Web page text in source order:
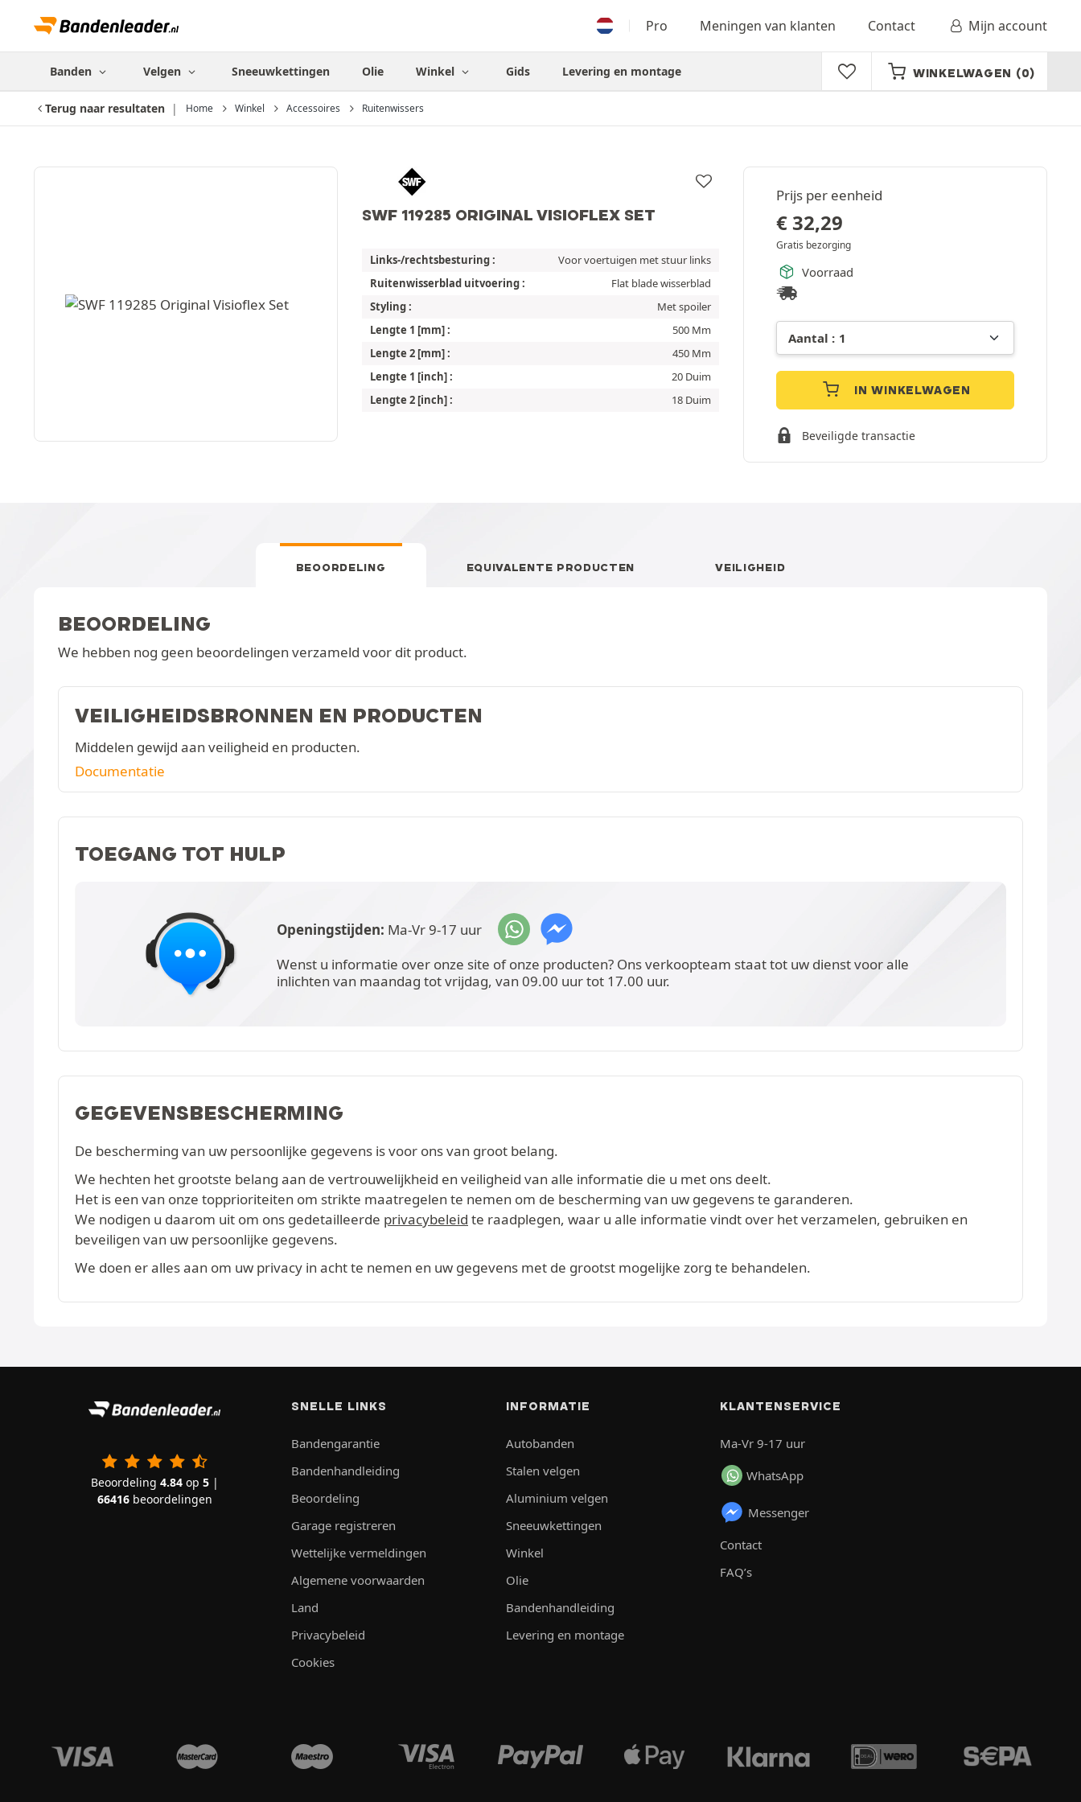
Pro Meningen van klanten Contact Mijn account
Banden Velgen Sneeuwkettingen Olie Winkel Gids Levering en montage WINKELWAGEN (0)
Terug naar resultaten Home Winkel Accessoires Ruitenwissers
SWF 119285 ORIGINAL VISIOFLEX SET
Prijs per eenheid
€ 32,29
Gratis bezorging
Voorraad
IN WINKELWAGEN
Beveiligde transactie
Links-/rechtsbesturing :
Voor voertuigen met stuur links
Ruitenwisserblad uitvoering :
Flat blade wisserblad
Styling :
Met spoiler
Lengte 1 [mm] :
500 Mm
Lengte 2 [mm] :
450 Mm
Lengte 1 [inch] :
20 Duim
Lengte 2 [inch] :
18 Duim
BEOORDELING EQUIVALENTE PRODUCTEN VEILIGHEID
BEOORDELING
We hebben nog geen beoordelingen verzameld voor dit product.
VEILIGHEIDSBRONNEN EN PRODUCTEN
Middelen gewijd aan veiligheid en producten.
Documentatie
TOEGANG TOT HULP
Openingstijden: Ma-Vr 9-17 uur
Wenst u informatie over onze site of onze producten? Ons verkoopteam staat tot uw dienst voor alle
inlichten van maandag tot vrijdag, van 09.00 uur tot 17.00 uur.
GEGEVENSBESCHERMING
De bescherming van uw persoonlijke gegevens is voor ons van groot belang.
We hechten het grootste belang aan de vertrouwelijkheid en veiligheid van alle informatie die u met ons deelt.
Het is een van onze topprioriteiten om strikte maatregelen te nemen om de bescherming van uw gegevens te garanderen.
We nodigen u daarom uit om ons gedetailleerde privacybeleid te raadplegen, waar u alle informatie vindt over het verzamelen, gebruiken en
beveiligen van uw persoonlijke gegevens.
We doen er alles aan om uw privacy in acht te nemen en uw gegevens met de grootst mogelijke zorg te behandelen.
Beoordeling 4.84op 5|
66416beoordelingen
SNELLE LINKS
Bandengarantie
Bandenhandleiding
Beoordeling
Garage registreren
Wettelijke vermeldingen
Algemene voorwaarden
Land
Privacybeleid
Cookies
INFORMATIE
Autobanden
Stalen velgen
Aluminium velgen
Sneeuwkettingen
Winkel
Olie
Bandenhandleiding
Levering en montage
KLANTENSERVICE
Ma-Vr 9-17 uur
WhatsApp
Messenger
Contact
FAQ’s